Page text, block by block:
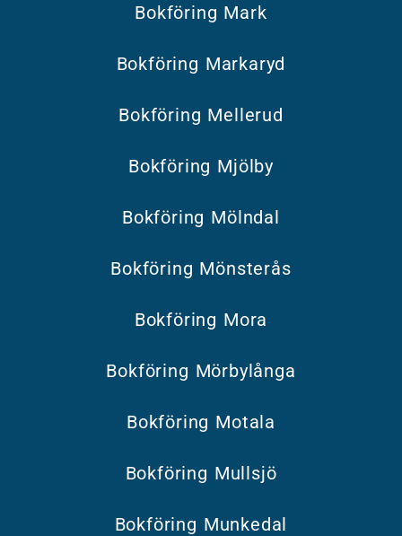
Bokföring Mark
Bokföring Markaryd
Bokföring Mellerud
Bokföring Mjölby
Bokföring Mölndal
Bokföring Mönsterås
Bokföring Mora
Bokföring Mörbylånga
Bokföring Motala
Bokföring Mullsjö
Bokföring Munkedal